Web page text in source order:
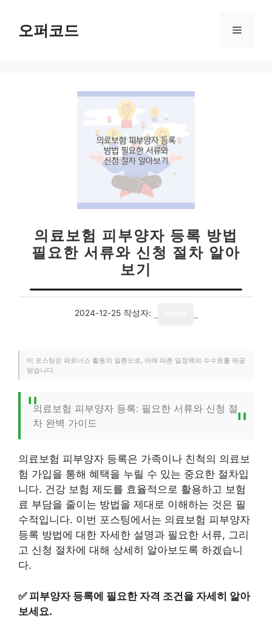
오퍼코드 메
의료보험 피부양자 등록 방법
필요한 서류와 신청 절차 알아
보기
2024-12-25 작성자:
이 포스팅은 파트너스 활동의 일환으로, 이에 따른 일정액의 수수료를 제공
받습니다.
의료보험 피부양자 등록: 필요한 서류와 신청 절
차 완벽 가이드
의료보험 피부양자 등록은 가족이나 친척의 의료보
험 가입을 통해 혜택을 누릴 수 있는 중요한 절차입
니다. 건강 보험 제도를 효율적으로 활용하고 보험
료 부담을 줄이는 방법을 제대로 이해하는 것은 필
수적입니다. 이번 포스팅에서는 의료보험 피부양자
등록 방법에 대한 자세한 설명과 필요한 서류, 그리
고 신청 절차에 대해 상세히 알아보도록 하겠습니
다.
✅ 피부양자 등록에 필요한 자격 조건을 자세히 알아
보세요.